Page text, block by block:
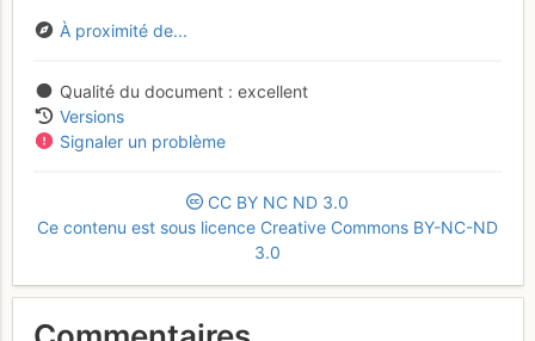
À proximité de...
Qualité du document
excellent
Versions
Signaler un problème
CC BY NC ND 3.0
Ce contenu est sous licence Creative Commons BY-NC-ND
3.0